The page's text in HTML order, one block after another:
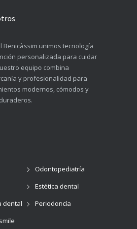
Benicàssim unimos tecnología
personalizada para cuidar
equipo combina
y profesionalidad para
modernos, cómodos y
Odontopediatría
Estética dental
dental
Periodoncía